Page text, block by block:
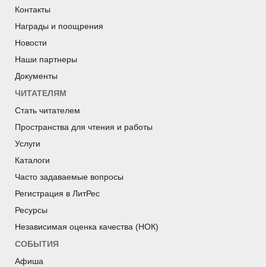
Контакты
Награды и поощрения
Новости
Наши партнеры
Документы
ЧИТАТЕЛЯМ
Стать читателем
Пространства для чтения и работы
Услуги
Каталоги
Часто задаваемые вопросы
Регистрация в ЛитРес
Ресурсы
Независимая оценка качества (НОК)
СОБЫТИЯ
Афиша